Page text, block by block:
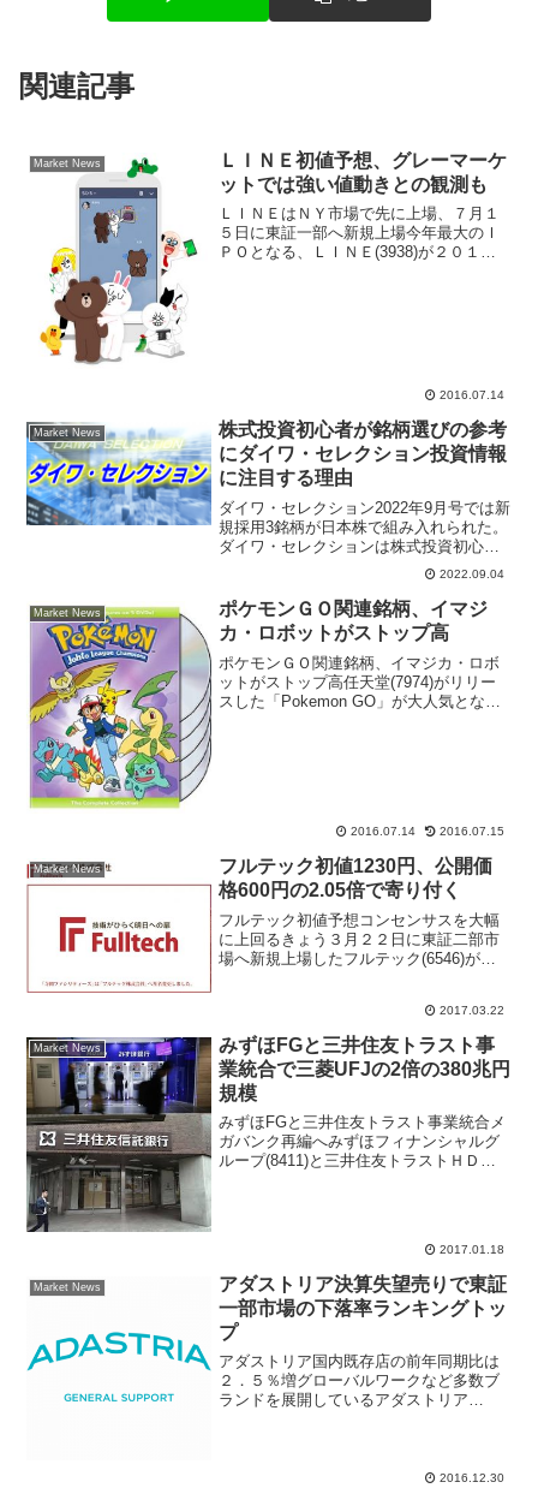
関連記事
Market News
ＬＩＮＥ初値予想、グレーマーケ
ットでは強い値動きとの観測も
ＬＩＮＥはＮＹ市場で先に上場、７月１
５日に東証一部へ新規上場今年最大のＩ
ＰＯとなる、ＬＩＮＥ(3938)が２０１６
2016.07.14
Market News
株式投資初心者が銘柄選びの参考
にダイワ・セレクション投資情報
に注目する理由
ダイワ・セレクション2022年9月号では新
規採用3銘柄が日本株で組み入れられた。
ダイワ・セレクションは株式投資初心者
に注目される理由は大和証券投資情報部
の調査能力や銘柄選定の分析力、アナリ
ストレポートが充実している。株で儲け
たい個人投資家は銘柄選びの参考投資情
報として
2022.09.04
Market News
ポケモンＧＯ関連銘柄、イマジ
カ・ロボットがストップ高
ポケモンＧＯ関連銘柄、イマジカ・ロボ
ットがストップ高任天堂(7974)がリリー
スした「Pokemon GO」が大人気とな
2016.07.14 2016.07.15
Market News
フルテック初値1230円、公開価
格600円の2.05倍で寄り付く
フルテック初値予想コンセンサスを大幅
に上回るきょう３月２２日に東証二部市
場へ新規上場したフルテック(6546)が午
初値騰落率で、フルテック初値予想コン
センサスを大幅...
2017.03.22
Market News
みずほFGと三井住友トラスト事
業統合で三菱UFJの2倍の380兆円
規模
みずほFGと三井住友トラスト事業統合メ
ガバンク再編へみずほフィナンシャルグ
ループ(8411)と三井住友トラストＨＤ
2017.01.18
Market News
アダストリア決算失望売りで東証
一部市場の下落率ランキングトッ
プ
アダストリア国内既存店の前年同期比は
２．５％増グローバルワークなど多数ブ
ランドを展開しているアダストリア
る。１２月２９日引け後、２０１...2016.12.30